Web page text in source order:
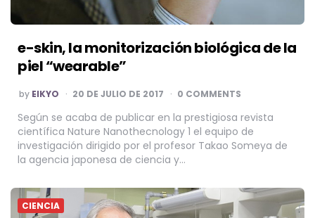
e-skin, la monitorización biológica de la
piel “wearable”
POSTED
BY
by EIKYO 20 DE JULIO DE 2017 0 COMMENTS
Según se acaba de publicar en la prestigiosa revista
científica Nature Nanothecnology 1 el equipo de
investigación dirigido por el profesor Takao Someya de
la agencia japonesa de ciencia y…
CIENCIA